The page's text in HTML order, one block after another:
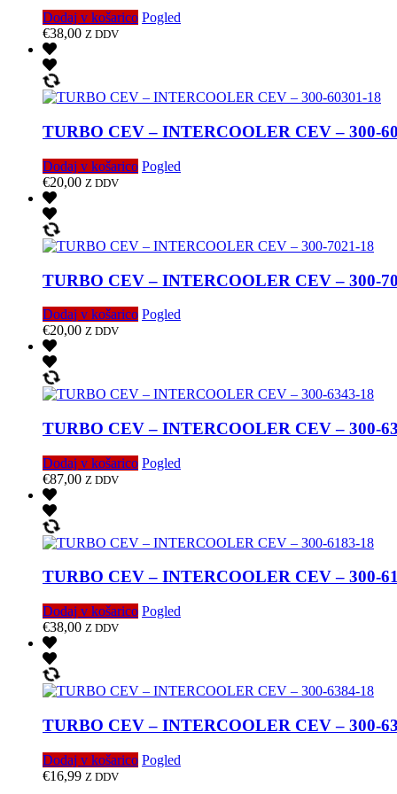
Dodaj v košarico Pogled
€38,00 Z DDV
TURBO CEV – INTERCOOLER CEV – 300-
Dodaj v košarico Pogled
€20,00 Z DDV
TURBO CEV – INTERCOOLER CEV – 300-
Dodaj v košarico Pogled
€20,00 Z DDV
TURBO CEV – INTERCOOLER CEV – 300-
Dodaj v košarico Pogled
€87,00 Z DDV
TURBO CEV – INTERCOOLER CEV – 300-
Dodaj v košarico Pogled
€38,00 Z DDV
TURBO CEV – INTERCOOLER CEV – 300-
Dodaj v košarico Pogled
€16,99 Z DDV